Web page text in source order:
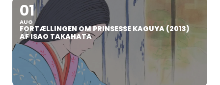
01
AUG
FORTÆLLINGEN OM PRINSESSE KAGUYA (2013)
AF ISAO TAKAHATA